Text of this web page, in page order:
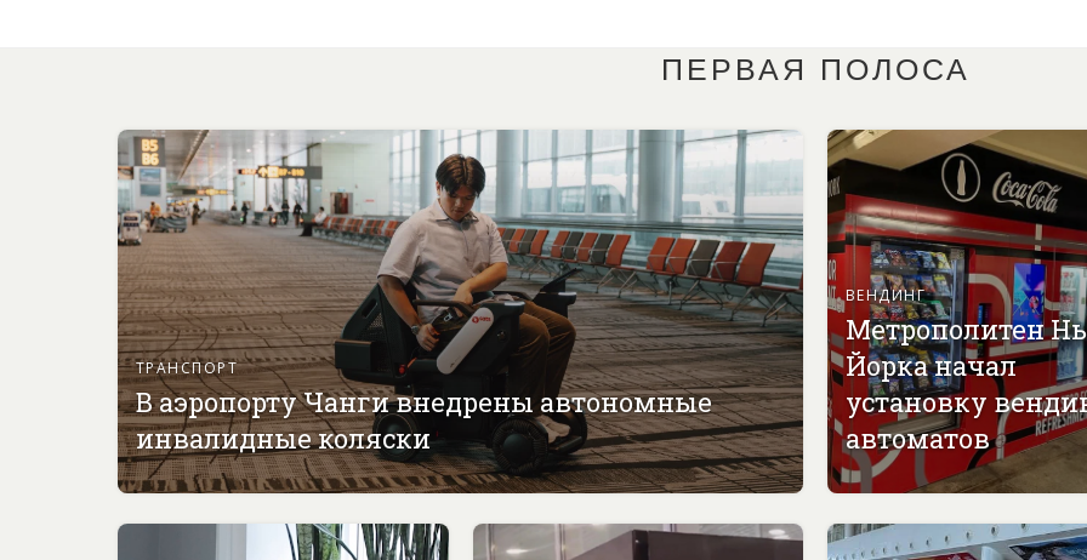
ПЕРВАЯ ПОЛОСА
ТРАНСПОРТ
В аэропорту Чанги внедрены автономные
инвалидные коляски
ВЕНДИНГ
Метрополитен
Йорка начал
установку
автоматов